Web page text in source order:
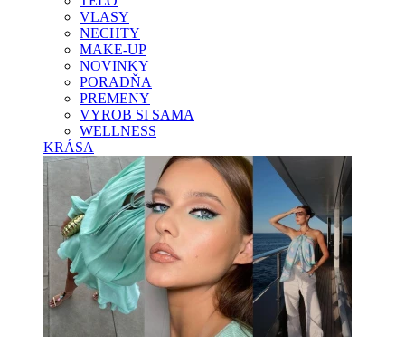
VLASY
NECHTY
MAKE-UP
NOVINKY
PORADŇA
PREMENY
VYROB SI SAMA
WELLNESS
KRÁSA